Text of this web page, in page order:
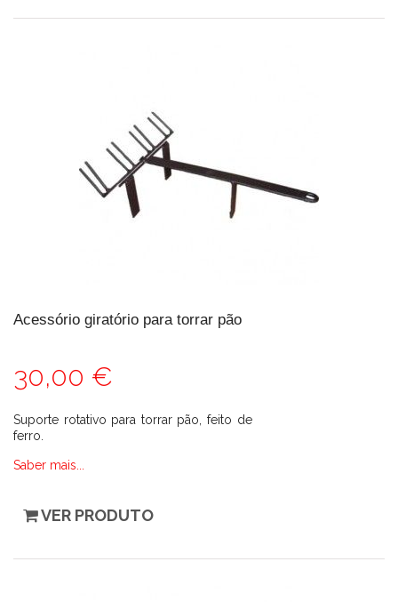
Acessório giratório para torrar pão
30,00 €
Suporte rotativo para torrar pão, feito de
ferro.
Saber mais...
VER PRODUTO